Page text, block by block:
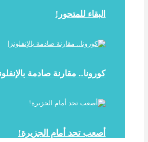
البقاء للمتحور!
كورونا.. مقارنة صادمة
أصعب تحد أمام الجزيرة!